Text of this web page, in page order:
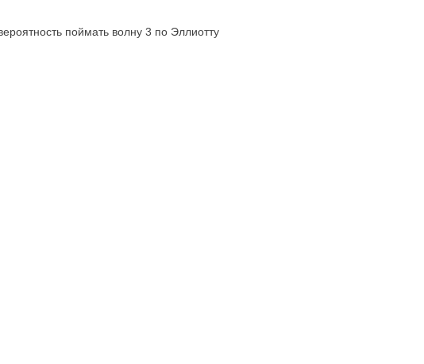
поймать волну 3 по Эллиотту